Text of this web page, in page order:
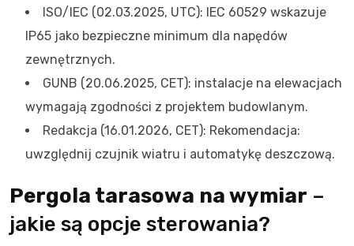
ISO/IEC (02.03.2025, UTC): IEC 60529 wskazuje
IP65 jako bezpieczne minimum dla napędów
zewnętrznych.
GUNB (20.06.2025, CET): instalacje na elewacjach
wymagają zgodności z projektem budowlanym.
Redakcja (16.01.2026, CET): Rekomendacja:
uwzględnij czujnik wiatru i automatykę deszczową.
Pergola tarasowa na wymiar –
jakie są opcje sterowania?